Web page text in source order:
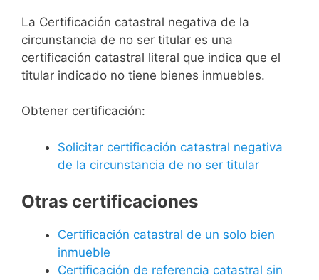
La Certificación catastral negativa de la
circunstancia de no ser titular es una
certificación catastral literal que indica que el
titular indicado no tiene bienes inmuebles.
Obtener certificación:
Solicitar certificación catastral negativa
de la circunstancia de no ser titular
Otras certificaciones
Certificación catastral de un solo bien
inmueble
Certificación de referencia catastral sin